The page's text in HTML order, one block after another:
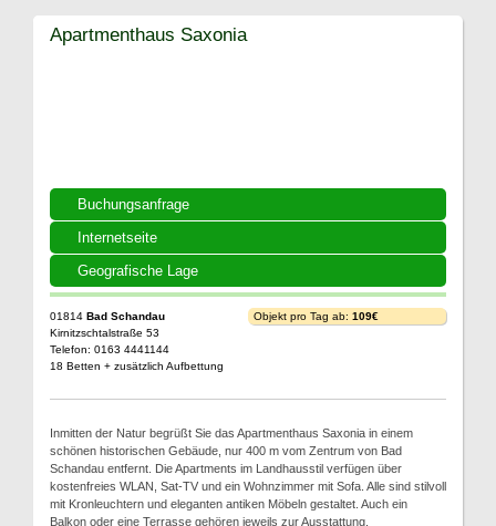
Buchungsanfrage
Internetseite
Geografische Lage
Apartmenthaus Saxonia
01814 Bad Schandau
Kirnitzschtalstraße 53
Telefon: 0163 4441144
18 Betten + zusätzlich Aufbettung
Objekt pro Tag ab: 109€
Inmitten der Natur begrüßt Sie das Apartmenthaus Saxonia in einem
schönen historischen Gebäude, nur 400 m vom Zentrum von Bad
Schandau entfernt. Die Apartments im Landhausstil verfügen über
kostenfreies WLAN, Sat-TV und ein Wohnzimmer mit Sofa. Alle sind stilvoll
mit Kronleuchtern und eleganten antiken Möbeln gestaltet. Auch ein
Balkon oder eine Terrasse gehören jeweils zur Ausstattung.